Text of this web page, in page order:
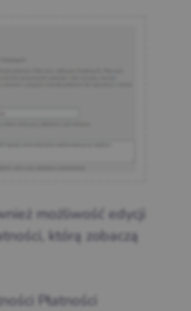
możliwość edycji
którą zobaczą
Płatności